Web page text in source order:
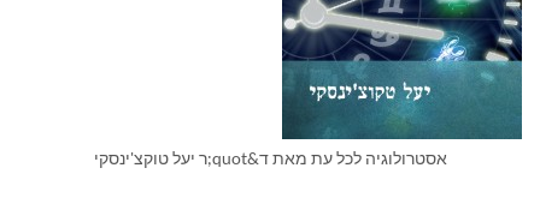
אסטרולוגיה לכל עת מאת ד&quot;ר יעל טוקצ'ינסקי